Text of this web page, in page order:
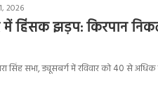
2026
में हिंसक झड़प: किरपान
सिंह सभा, ड्यूसबर्ग में रविवार को 40 से